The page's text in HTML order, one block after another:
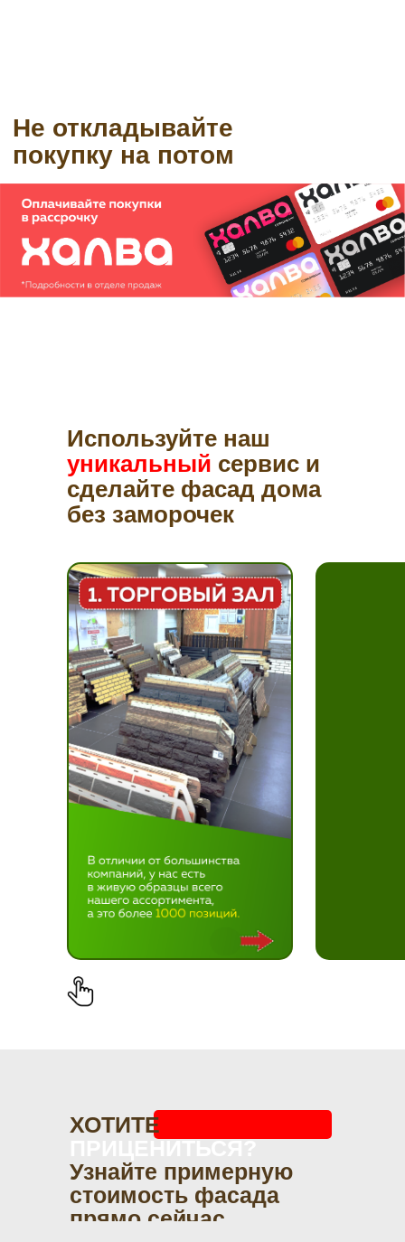
Используйте наш
уникальный сервис и
сделайте фасад дома
без заморочек
ХОТИТЕ
Узнайте примерную
стоимость фасада
прямо сейчас